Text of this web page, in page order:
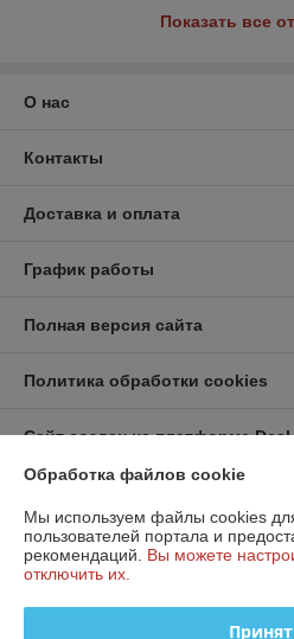
Показать все
О нас
Контакты
Доставка и оплата
График работы
Полная версия сайта
Политика обработки cookies
Сайт создан на платформе
Информация для покупателя
Юридическое лицо: ООО
Республика Беларусь, 220017 , г. Минск
Обработка файлов cookie
Мы используем файлы cookies
пользователей портала и
рекомендаций. Вы можете
отключить их.